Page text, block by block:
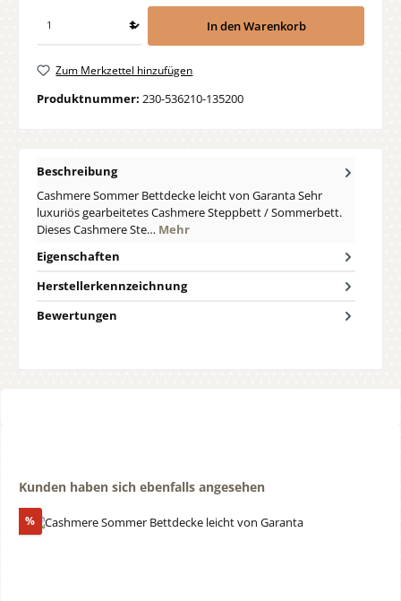
In den Warenkorb
Zum Merkzettel hinzufügen
Produktnummer: 230-536210-135200
Beschreibung
Cashmere Sommer Bettdecke leicht von Garanta Sehr
luxuriös gearbeitetes Cashmere Steppbett / Sommerbett.
Dieses Cashmere Ste… Mehr
Eigenschaften
Herstellerkennzeichnung
Bewertungen
Produktgalerie überspringen
Kunden haben sich ebenfalls angesehen
%Rabatt